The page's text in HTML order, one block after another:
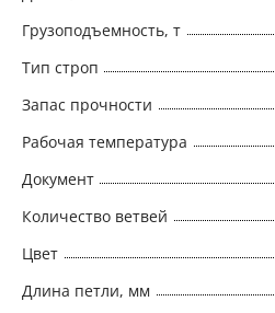
Грузоподъемность, т
Тип строп
Запас прочности
Рабочая температура
Документ
Количество ветвей
Цвет
Длина петли, мм